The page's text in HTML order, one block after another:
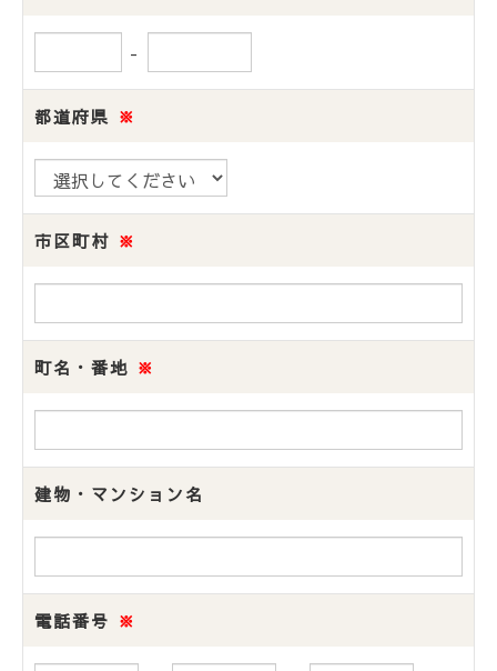
-
都道府県 ※
市区町村 ※
町名・番地 ※
建物・マンション名
電話番号 ※